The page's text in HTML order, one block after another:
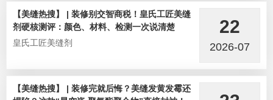
【美缝热搜】 | 装修别交智商税！皇氏工匠美缝
剂硬核测评：颜色、材料、检测一次说清楚
皇氏工匠美缝剂
22
2026-07
【美缝热搜】 | 装修完就后悔？美缝发黄发霉还